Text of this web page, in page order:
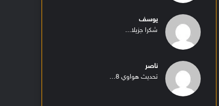
يوسف
شكرا جزيلا...
ناصر
تحديث هواوي 8...